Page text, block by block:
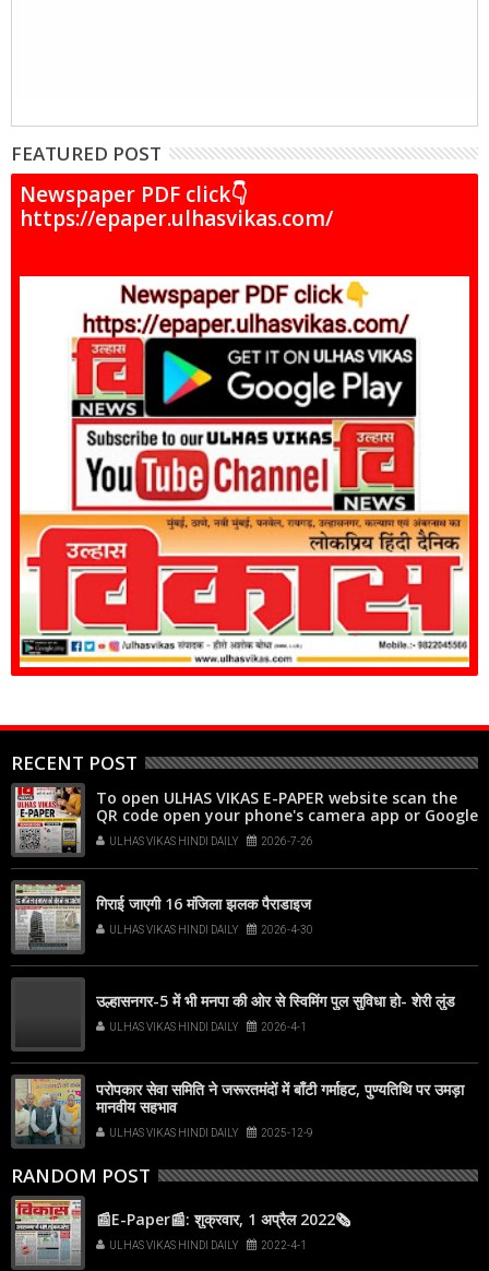
FEATURED POST
Newspaper PDF click👇
https://epaper.ulhasvikas.com/
RECENT POST
To open ULHAS VIKAS E-PAPER website scan the
QR code open your phone's camera app or Google
Lens, point it at the code, and tap the web link
popup that appears on your screen
ULHAS VIKAS HINDI DAILY 2026-7-26
गिराई जाएगी 16 मंजिला झलक पैराडाइज
ULHAS VIKAS HINDI DAILY 2026-4-30
उल्हासनगर-5 में भी मनपा की ओर से स्विमिंग पुल सुविधा हो- शेरी लुंड
ULHAS VIKAS HINDI DAILY 2026-4-1
परोपकार सेवा समिति ने जरूरतमंदों में बाँटी गर्माहट, पुण्यतिथि पर उमड़ा
मानवीय सहभाव
ULHAS VIKAS HINDI DAILY 2025-12-9
RANDOM POST
📰E-Paper📰: शुक्रवार, 1 अप्रैल 2022🗞
ULHAS VIKAS HINDI DAILY 2022-4-1